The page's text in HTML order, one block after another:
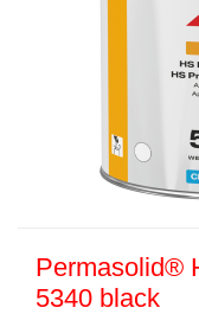
Permasolid®
5340 black